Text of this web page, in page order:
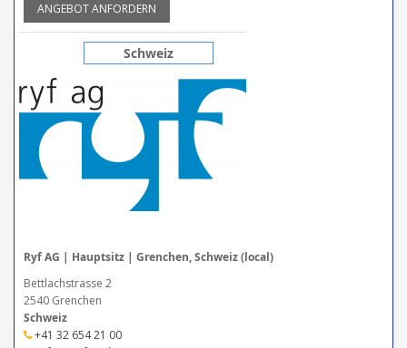
ANGEBOT ANFORDERN
Schweiz
Ryf AG | Hauptsitz | Grenchen, Schweiz (local)
Bettlachstrasse 2
2540 Grenchen
Schweiz
+41 32 654 21 00